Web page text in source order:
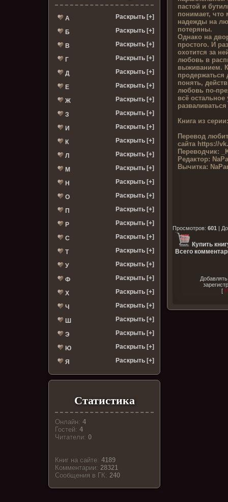
А Раскрыть [+]
Б Раскрыть [+]
В Раскрыть [+]
Г Раскрыть [+]
Д Раскрыть [+]
Е Раскрыть [+]
Ж Раскрыть [+]
З Раскрыть [+]
И Раскрыть [+]
К Раскрыть [+]
Л Раскрыть [+]
М Раскрыть [+]
Н Раскрыть [+]
О Раскрыть [+]
П Раскрыть [+]
Р Раскрыть [+]
С Раскрыть [+]
Т Раскрыть [+]
У Раскрыть [+]
Ф Раскрыть [+]
Х Раскрыть [+]
Ч Раскрыть [+]
Ш Раскрыть [+]
Э Раскрыть [+]
Ю Раскрыть [+]
Я Раскрыть [+]
Статистика
Онлайн:4
Гостей:4
Читатели:0
Книг на сайте:4189
Комментарии:28321
Cообщения в ГК:240
пастой и
понимает, что
надежды на
потеряны.
Однако на
простого. И
охотится за
любовь в
выживанием.
продержаться
понять,
любовь по-
всё
Книга из
Перевод
сайта https://
Переводчик:
Редактор:
Вычитка:
Просмотров:601 |
Купить
Всего
[